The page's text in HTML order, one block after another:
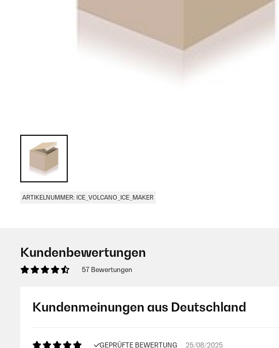
ARTIKELNUMMER: ICE_VOLCANO_ICE_MAKER
Kundenbewertungen
57 Bewertungen
Kundenmeinungen aus Deutschland
GEPRÜFTE BEWERTUNG 25/08/2025